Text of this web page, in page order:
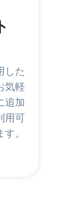
した
気軽
追加
用可
。